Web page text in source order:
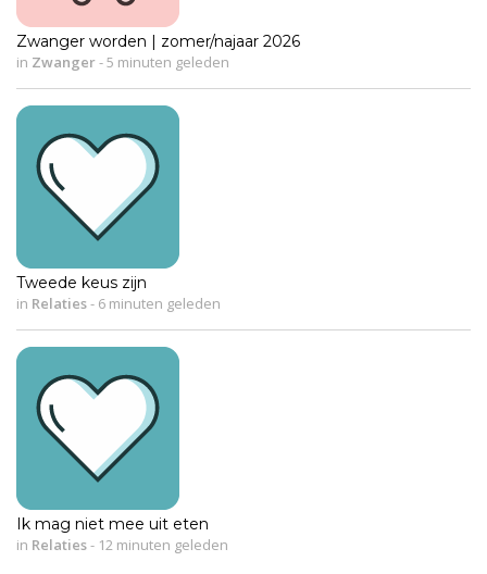
Zwanger worden | zomer/najaar 2026
in Zwanger-5 minuten geleden
Tweede keus zijn
in Relaties- 6 minuten geleden
Ik mag niet mee uit eten
in Relaties- 12 minuten geleden